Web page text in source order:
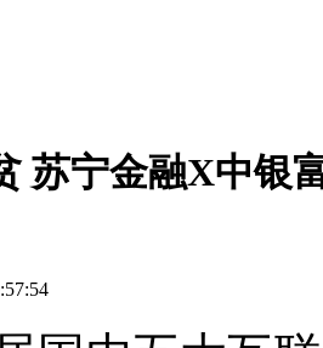
苏宁金融X中银